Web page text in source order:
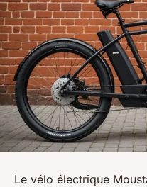
Le vélo électrique